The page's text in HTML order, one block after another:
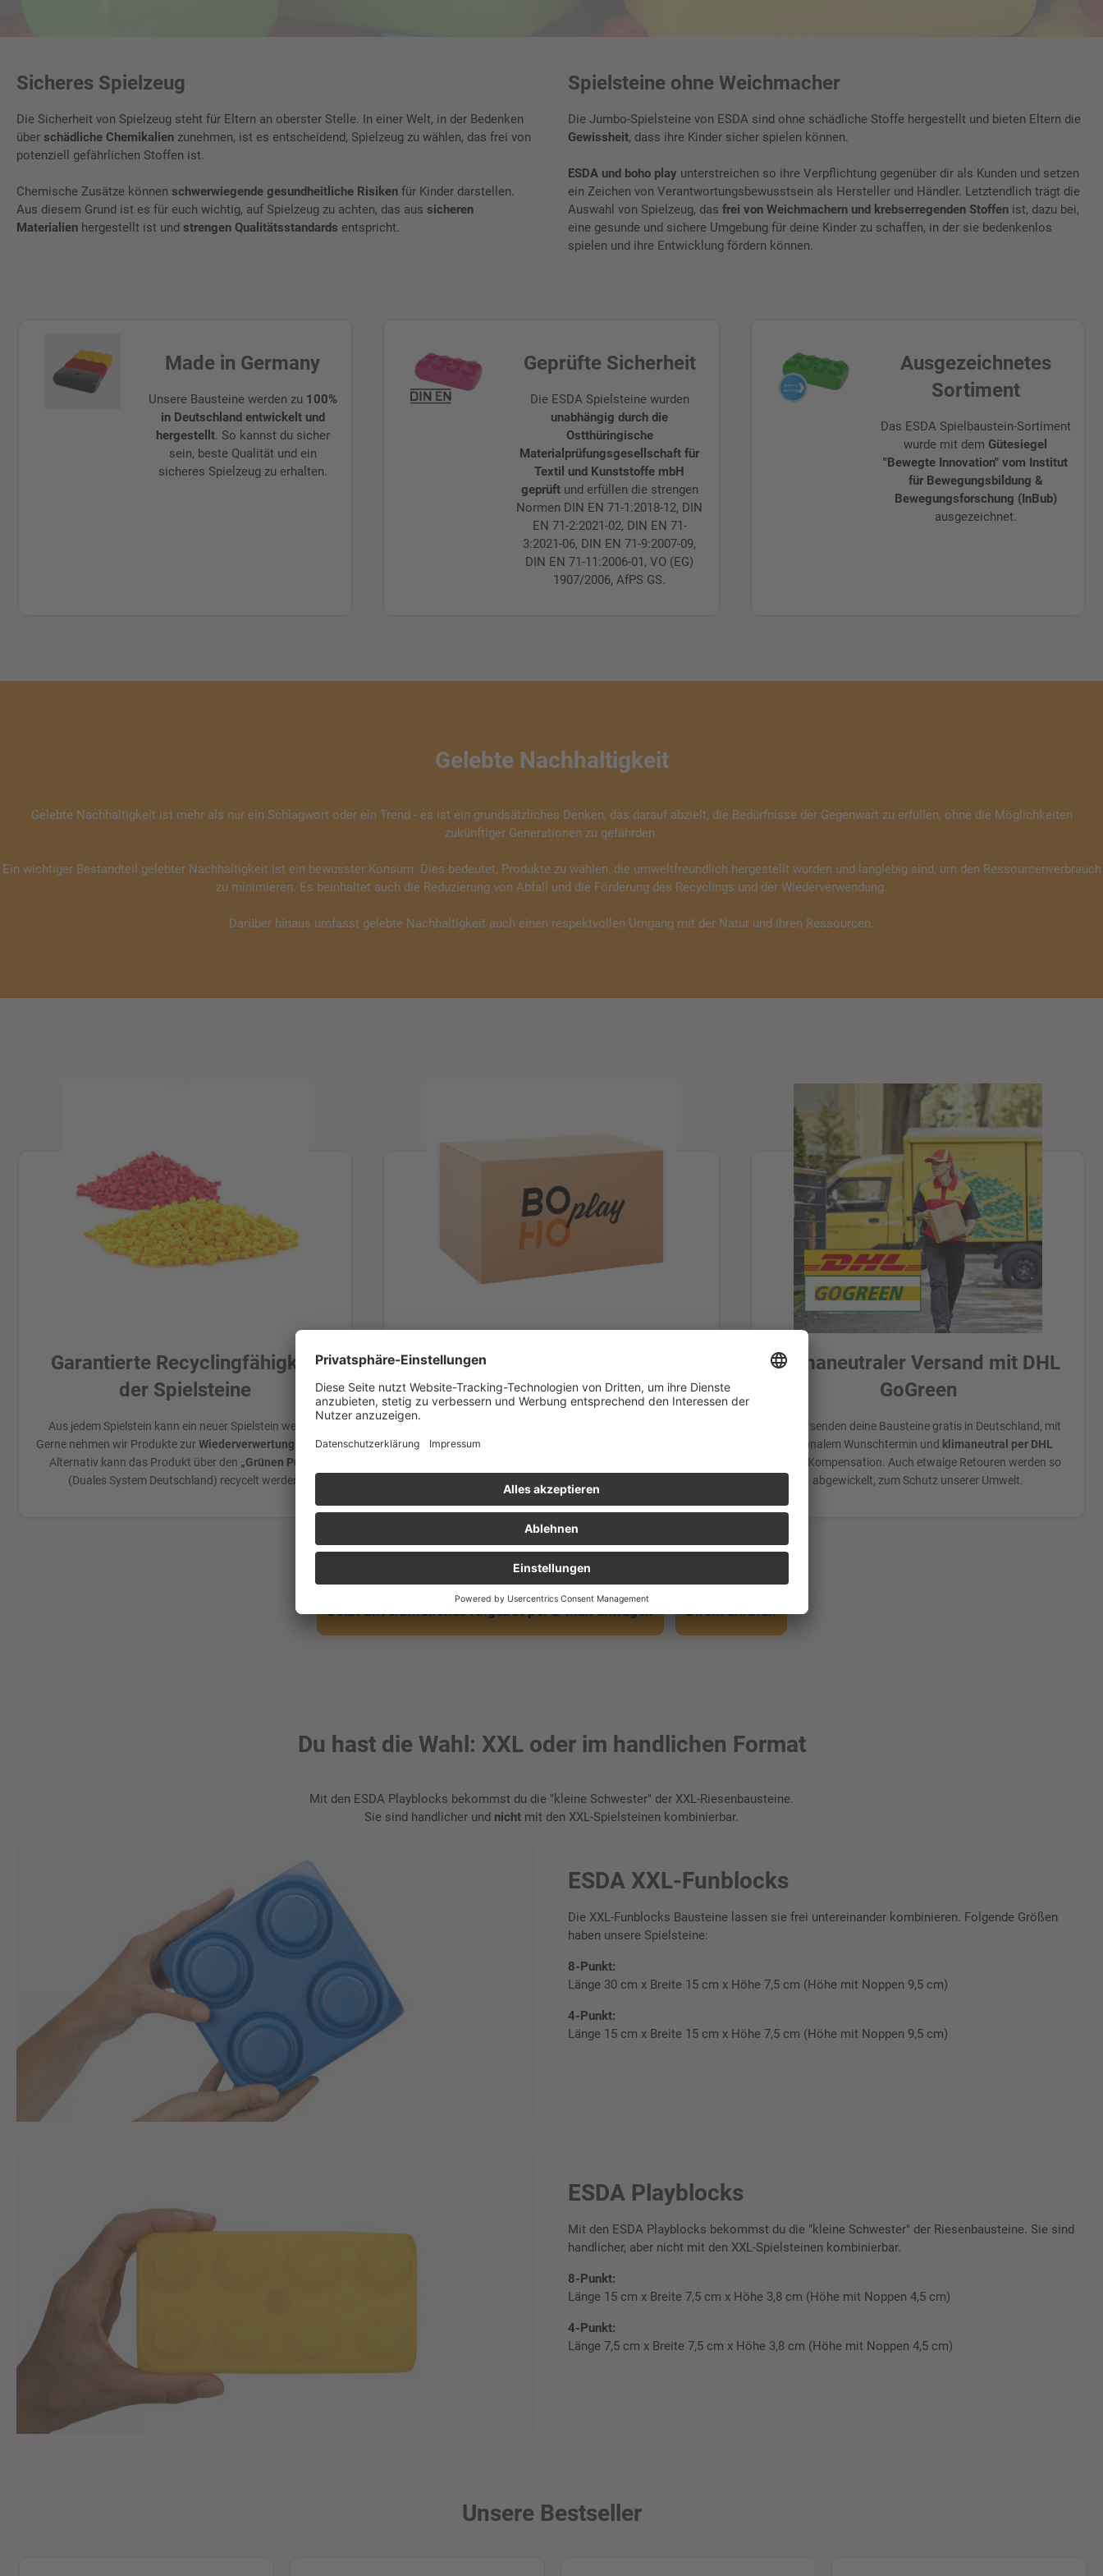
Sicheres Spielzeug
Die Sicherheit von Spielzeug steht für Eltern an oberster Stelle. In einer Welt, in der Bedenken
über schädliche Chemikalien zunehmen, ist es entscheidend, Spielzeug zu wählen, das frei von
potenziell gefährlichen Stoffen ist.
Chemische Zusätze können schwerwiegende gesundheitliche Risiken für Kinder darstellen.
Aus diesem Grund ist es für euch wichtig, auf Spielzeug zu achten, das aus sicheren
Materialien hergestellt ist und strengen Qualitätsstandards entspricht.
Spielsteine ohne Weichmacher
Die Jumbo-Spielsteine von ESDA sind ohne schädliche Stoffe hergestellt und bieten Eltern die
Gewissheit, dass ihre Kinder sicher spielen können.
ESDA und boho play unterstreichen so ihre Verpflichtung gegenüber dir als Kunden und setzen
ein Zeichen von Verantwortungsbewusstsein als Hersteller und Händler. Letztendlich trägt die
Auswahl von Spielzeug, das frei von Weichmachern und krebserregenden Stoffen ist, dazu bei,
eine gesunde und sichere Umgebung für deine Kinder zu schaffen, in der sie bedenkenlos
spielen und ihre Entwicklung fördern können.
Made in Germany
Unsere Bausteine werden zu 100%
in Deutschland entwickelt und
hergestellt. So kannst du sicher
sein, beste Qualität und ein
sicheres Spielzeug zu erhalten.
Geprüfte Sicherheit
Die ESDA Spielsteine wurden
unabhängig durch die
Ostthüringische
Materialprüfungsgesellschaft für
Textil und Kunststoffe mbH
geprüftund erfüllen die strengen
Normen DIN EN 71-1:2018-12, DIN
EN 71-2:2021-02, DIN EN 71-
3:2021-06, DIN EN 71-9:2007-09,
DIN EN 71-11:2006-01, VO (EG)
1907/2006, AfPS GS.
Ausgezeichnetes
Sortiment
Das ESDA Spielbaustein-Sortiment
wurde mit dem Gütesiegel
"Bewegte Innovation" vom Institut
für Bewegungsbildung &
Bewegungsforschung (InBub)
ausgezeichnet.
Gelebte Nachhaltigkeit
Gelebte Nachhaltigkeit ist mehr als nur ein Schlagwort oder ein Trend - es ist ein grundsätzliches Denken, das darauf abzielt, die Bedürfnisse der Gegenwart zu erfüllen, ohne die Möglichkeiten
zukünftiger Generationen zu gefährden.
Ein wichtiger Bestandteil gelebter Nachhaltigkeit ist ein bewusster Konsum. Dies bedeutet, Produkte zu wählen, die umweltfreundlich hergestellt wurden und langlebig sind, um den Ressourcenverbrauch
zu minimieren. Es beinhaltet auch die Reduzierung von Abfall und die Förderung des Recyclings und der Wiederverwendung.
Darüber hinaus umfasst gelebte Nachhaltigkeit auch einen respektvollen Umgang mit der Natur und ihren Ressourcen.
Garantierte Recyclingfähigkeit
der Spielsteine
Aus jedem Spielstein kann ein neuer Spielstein werden!
Gerne nehmen wir Produkte zurWiederverwertung zurück.
Alternativ kann das Produkt über den „Grünen Punkt“
(Duales System Deutschland) recycelt werden.
Versandkarton komplett
recyclingfähig
unkompliziert in einem recyclingfähigen Karton
Materialien. Ab ins Altpapier damit!
Klimaneutraler Versand mit DHL
GoGreen
Wir versenden deine Bausteine gratis in Deutschland, mit
optionalem Wunschtermin und klimaneutral per DHL
durch Kompensation. Auch etwaige Retouren werden so
abgewickelt, zum Schutz unserer Umwelt.
Jetzt unverbindliches Angebot per E-Mail anfragen Direkt anrufen
Du hast die Wahl: XXL oder im handlichen Format
Mit den ESDA Playblocks bekommst du die "kleine Schwester" der XXL-Riesenbausteine.
Sie sind handlicher und nicht mit den XXL-Spielsteinen kombinierbar.
ESDA XXL-Funblocks
Die XXL-Funblocks Bausteine lassen sie frei untereinander kombinieren. Folgende Größen
haben unsere Spielsteine:
8-Punkt:
Länge 30 cm x Breite 15 cm x Höhe 7,5 cm (Höhe mit Noppen 9,5 cm)
4-Punkt:
Länge 15 cm x Breite 15 cm x Höhe 7,5 cm (Höhe mit Noppen 9,5 cm)
ESDA Playblocks
Mit den ESDA Playblocks bekommst du die "kleine Schwester" der Riesenbausteine. Sie sind
handlicher, aber nicht mit den XXL-Spielsteinen kombinierbar.
8-Punkt:
Länge 15 cm x Breite 7,5 cm x Höhe 3,8 cm (Höhe mit Noppen 4,5 cm)
4-Punkt:
Länge 7,5 cm x Breite 7,5 cm x Höhe 3,8 cm (Höhe mit Noppen 4,5 cm)
Unsere Bestseller